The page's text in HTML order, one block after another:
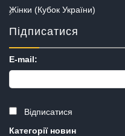
Жінки (Кубок України)
Підписатися
E-mail:
Відписатися
Категорії новин